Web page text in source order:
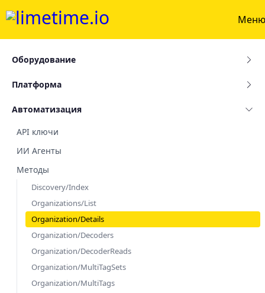
Оборудование
Платформа
Автоматизация
API ключи
ИИ Агенты
Методы
Discovery/Index
Organizations/List
Organization/Details
Organization/Decoders
Organization/DecoderReads
Organization/MultiTagSets
Organization/MultiTags